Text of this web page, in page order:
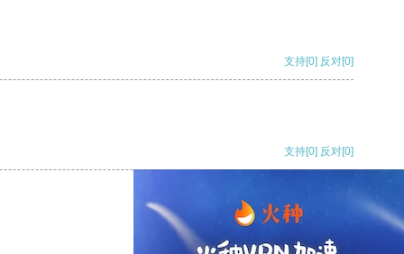
支持[0] 反对[0]
支持[0] 反对[0]
支持 反对